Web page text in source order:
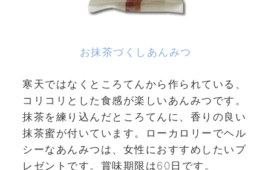
お抹茶づくしあんみつ
寒天ではなくところてんから作られている、
コリコリとした食感が楽しいあんみつです。
抹茶を練り込んだところてんに、香りの良い
抹茶蜜が付いています。ローカロリーでヘル
シーなあんみつは、女性におすすめしたいプ
レゼントです。賞味期限は60日です。